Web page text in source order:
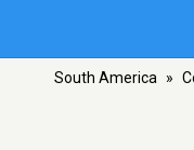
South America »